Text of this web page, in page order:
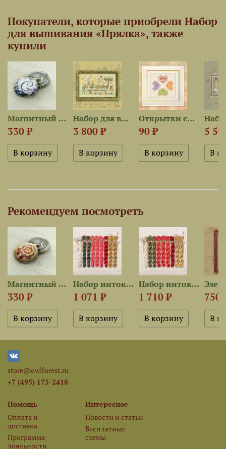
Покупатели, которые приобрели Набор
для вышивания «Прялка», также
купили
Магнитный держатель «Spring...
330 ₽
Набор для вышивания...
3 800 ₽
Открытки со схемами «Любовь...
90 ₽ 5
Рекомендуем посмотреть
Магнитный держатель «Цветок...
330 ₽
Набор ниток OwlForest для...
1 071 ₽
Набор ниток OwlForest для...
1 710 ₽ 750
store@owlforest.ru
+7 (495) 175-2418
Помощь
Оплата и
доставка
Программа
лояльности
Интересное
Новости и статьи
Бесплатные
схемы